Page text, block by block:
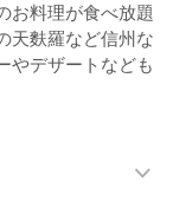
お料理が食べ放題
天麩羅など信州な
やデザートなども